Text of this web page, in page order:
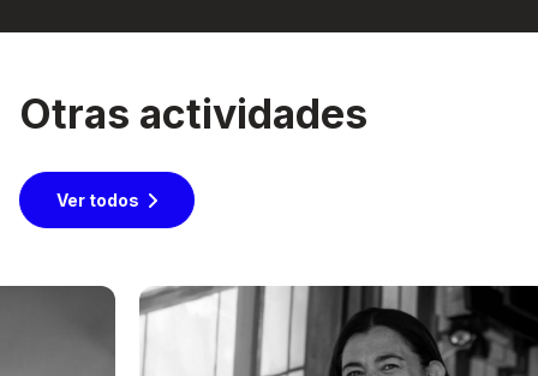
Otras actividades
Ver todos